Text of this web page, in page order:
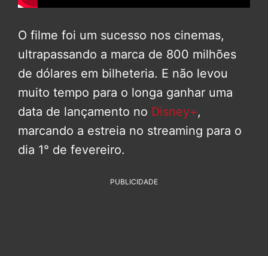
O filme foi um sucesso nos cinemas,
ultrapassando a marca de 800 milhões
de dólares em bilheteria. E não levou
muito tempo para o longa ganhar uma
data de lançamento no Disney+,
marcando a estreia no streaming para o
dia 1° de fevereiro.
PUBLICIDADE